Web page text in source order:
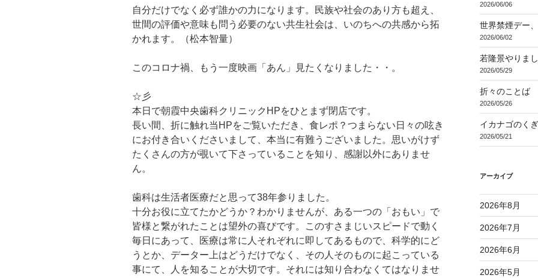
自分だけでなく必ず誰かの力になります。民族や社会のあり方も超え、
世間の評価や意味も問う必要のない共生社会は、いのちへの共感から拓
かれます。（松本智量）
このコロナ禍、もう一度映画「あん」見たくなりました・・。
☆彡
本日で朝霞中央歯科クリニックHPをひとまず閉店です。
長い間、折に触れ当HPをご覧いただき、食レポ？つまらない日々の呟き
にお付き合いくださいまして、本当に有難うございました。思いがけず
たくさんの方が覗いて下さっていることを知り、感謝以外にありませ
ん。
歯科は生活者医療だと思って38年参りました。
十分お役に立てたかどうか？わかりませんが、ある一つの「おもい」で
皆様と繋がれたことは望外の喜びです。このすさまじいスピードで動く
毎日にあって、医療は常に人それぞれに即してあるもので、科学的にど
うとか、データー上はどうだけでなく、その人そのものに起こっている
事にて、人を知ることが大切です。それには知り合わなくてはなりませ
2026/06/06
世界禁煙デー
2026/06/02
若隆景やりまし
2026/05/29
折々のことば
2026/05/26
イカナゴのく
2026/05/21
アーカイブ
2026年8月
2026年7月
2026年6月
2026年5月